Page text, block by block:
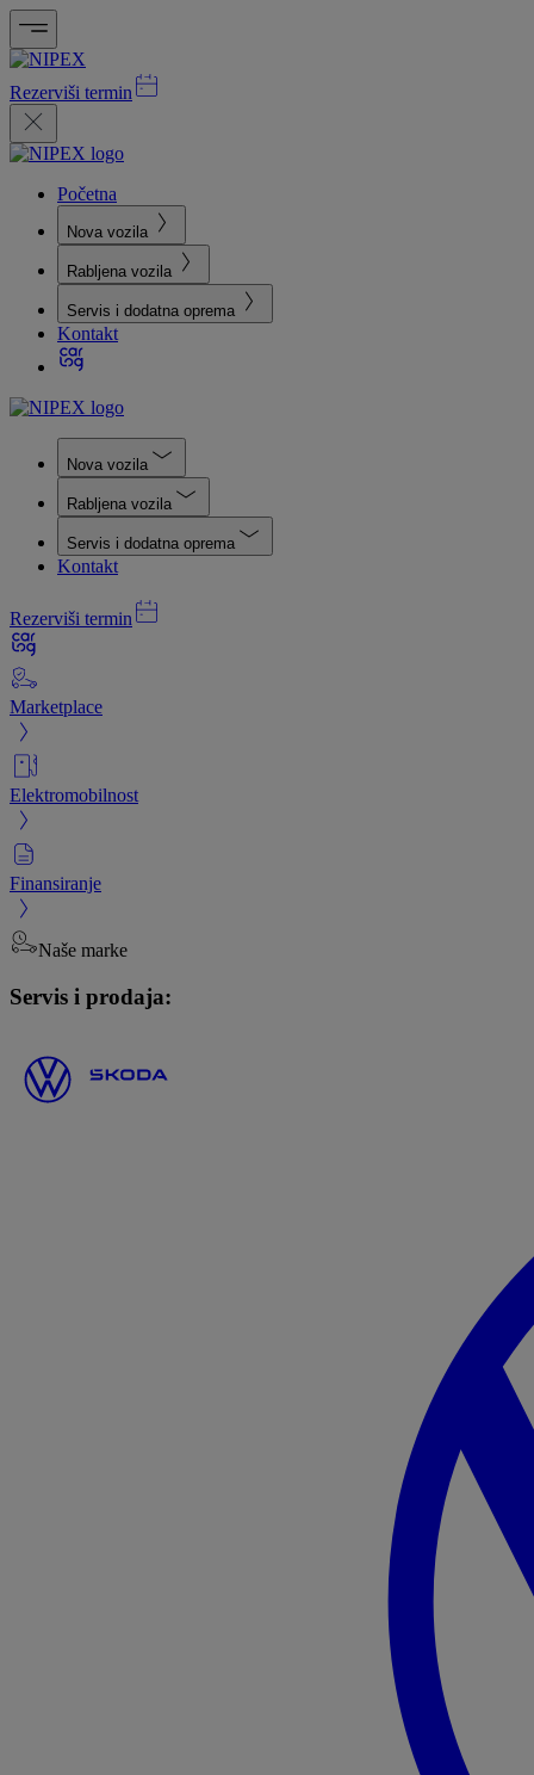
Rezerviši termin
Početna
Nova vozila
Rabljena vozila
Servis i dodatna oprema
Kontakt
Nova vozila
Rabljena vozila
Servis i dodatna oprema
Kontakt
Rezerviši termin
Marketplace
Elektromobilnost
Finansiranje
Naše marke
Servis i prodaja: